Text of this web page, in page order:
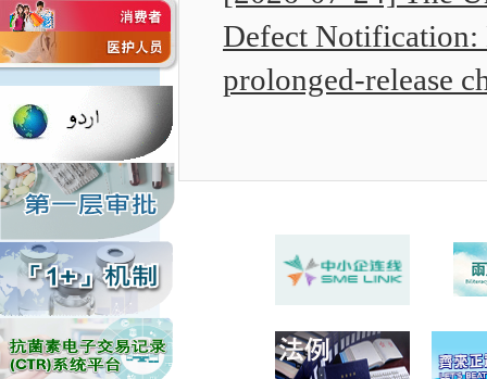
Defect
prolonged-release